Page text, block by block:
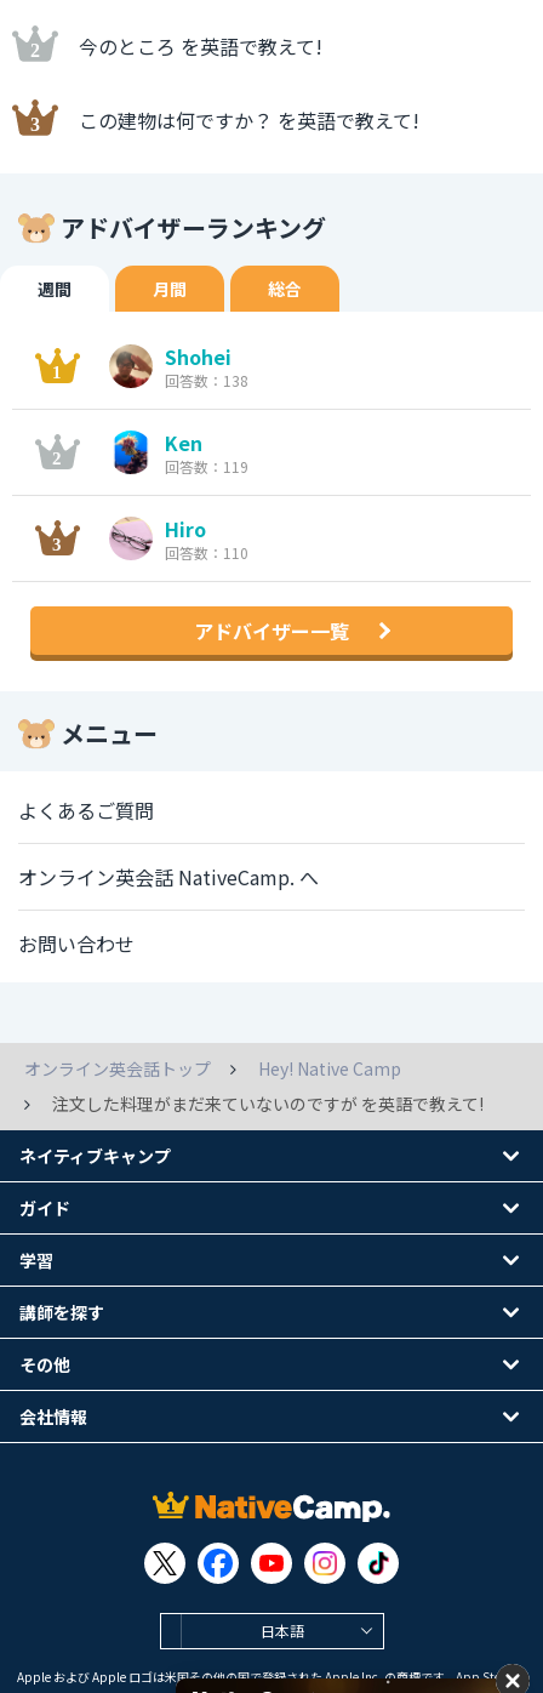
今のところ を英語で教えて!
この建物は何ですか？ を英語で教えて!
アドバイザーランキング
週間 月間 総合
Shohei
回答数：138
Ken
回答数：119
Hiro
回答数：110
アドバイザー一覧
メニュー
よくあるご質問
オンライン英会話 NativeCamp. へ
お問い合わせ
オンライン英会話トップ
Hey! Native Camp
注文した料理がまだ来ていないのですが を英語で教えて!
日本語
Apple および Apple ロゴは米国その他の国で登録された Apple Inc. の商標です。App Store は
ネイティブキャンプ
ガイド
学習
講師を探す
その他
会社情報